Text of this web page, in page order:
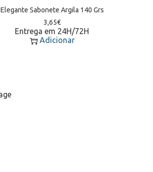
Elegante Sabonete Argila 140 Grs
3,65€
Entrega em 24H/72H
Adicionar